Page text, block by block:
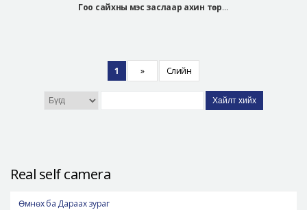
Гоо сайхны мэс заслаар ахин төрсөн ЧУЭ СЭ ЫН
1 » Сүүлийн
Хайлт хийх
Real self camera
Өмнөх ба Дараах зураг